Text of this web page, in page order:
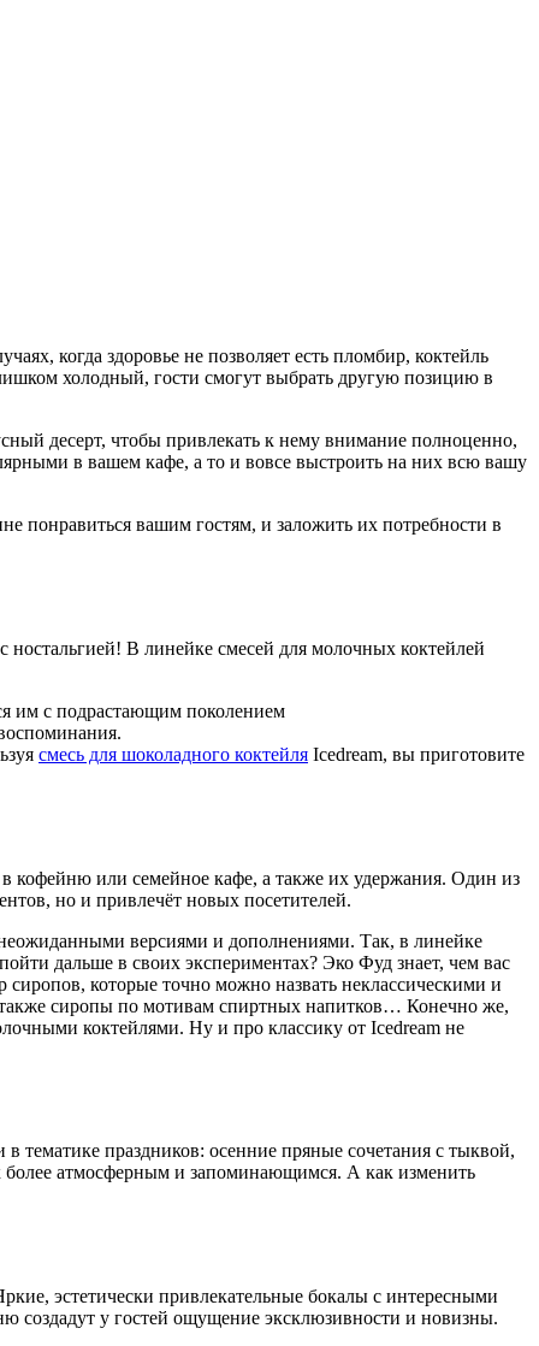
когда здоровье не позволяет есть пломбир, коктейль
холодный, гости смогут выбрать другую позицию в
десерт, чтобы привлекать к нему внимание полноценно,
в вашем кафе, а то и вовсе выстроить на них всю вашу
понравиться вашим гостям, и заложить их потребности в
ностальгией! В линейке смесей для молочных коктейлей
им с подрастающим поколением
смесь для шоколадного коктейля Icedream, вы приготовите
в кофейню или семейное кафе, а также их удержания. Один из
но и привлечёт новых посетителей.
версиями и дополнениями. Так, в линейке
дальше в своих экспериментах? Эко Фуд знает, чем вас
которые точно можно назвать неклассическими и
сиропы по мотивам спиртных напитков… Конечно же,
коктейлями. Ну и про классику от Icedream не
тематике праздников: осенние пряные сочетания с тыквой,
более атмосферным и запоминающимся. А как изменить
эстетически привлекательные бокалы с интересными
создадут у гостей ощущение эксклюзивности и новизны.